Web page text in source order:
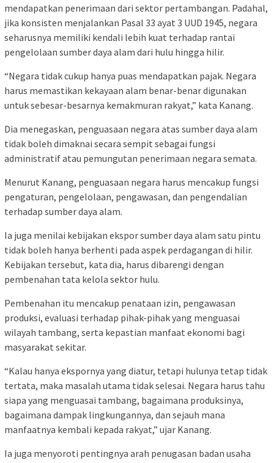
mendapatkan penerimaan dari sektor pertambangan. Padahal,
jika konsisten menjalankan Pasal 33 ayat 3 UUD 1945, negara
seharusnya memiliki kendali lebih kuat terhadap rantai
pengelolaan sumber daya alam dari hulu hingga hilir.
“Negara tidak cukup hanya puas mendapatkan pajak. Negara
harus memastikan kekayaan alam benar-benar digunakan
untuk sebesar-besarnya kemakmuran rakyat,” kata Kanang.
Dia menegaskan, penguasaan negara atas sumber daya alam
tidak boleh dimaknai secara sempit sebagai fungsi
administratif atau pemungutan penerimaan negara semata.
Menurut Kanang, penguasaan negara harus mencakup fungsi
pengaturan, pengelolaan, pengawasan, dan pengendalian
terhadap sumber daya alam.
Ia juga menilai kebijakan ekspor sumber daya alam satu pintu
tidak boleh hanya berhenti pada aspek perdagangan di hilir.
Kebijakan tersebut, kata dia, harus dibarengi dengan
pembenahan tata kelola sektor hulu.
Pembenahan itu mencakup penataan izin, pengawasan
produksi, evaluasi terhadap pihak-pihak yang menguasai
wilayah tambang, serta kepastian manfaat ekonomi bagi
masyarakat sekitar.
“Kalau hanya ekspornya yang diatur, tetapi hulunya tetap tidak
tertata, maka masalah utama tidak selesai. Negara harus tahu
siapa yang menguasai tambang, bagaimana produksinya,
bagaimana dampak lingkungannya, dan sejauh mana
manfaatnya kembali kepada rakyat,” ujar Kanang.
Ia juga menyoroti pentingnya arah penugasan badan usaha